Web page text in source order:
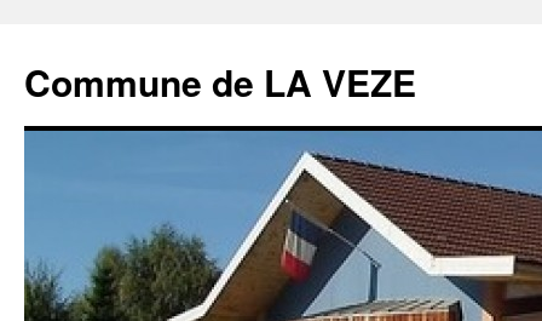
Commune de LA VEZE